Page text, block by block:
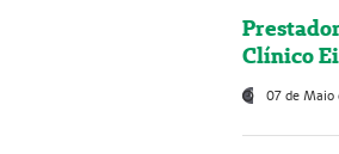
Clínico
07 de Maio